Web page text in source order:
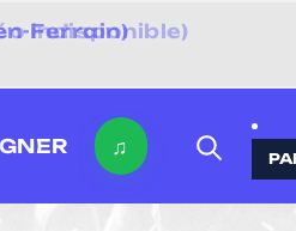
Ferrain)
♫